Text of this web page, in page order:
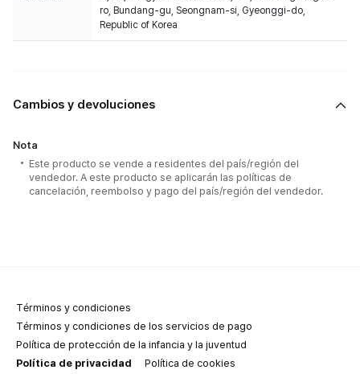
ro, Bundang-gu, Seongnam-si, Gyeonggi-do,
Republic of Korea
Cambios y devoluciones
Nota
Este producto se vende a residentes del país/región del
vendedor. A este producto se aplicarán las políticas de
cancelación, reembolso y pago del país/región del vendedor.
Términos y condiciones
Términos y condiciones de los servicios de pago
Política de protección de la infancia y la juventud
Política de privacidad
Política de cookies